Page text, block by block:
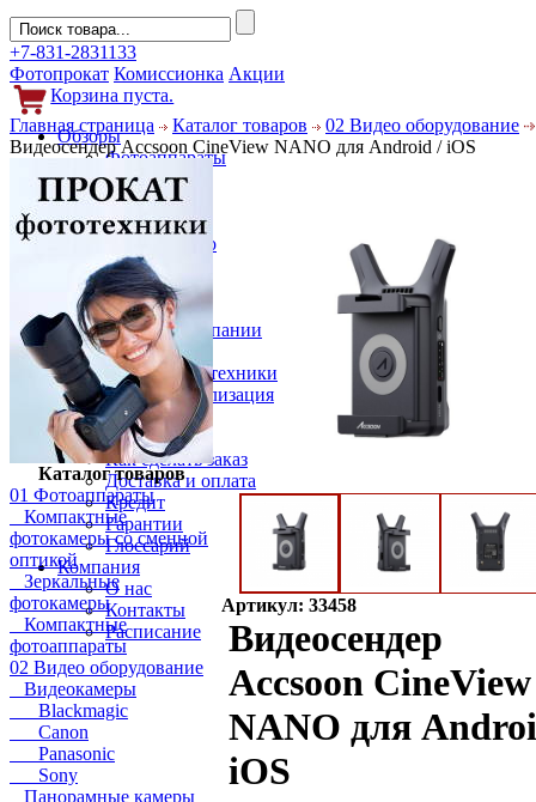
+7-831-2831133
Фотопрокат Комиссионка Акции
Корзина пуста.
Обзоры
Фотоаппараты
Объективы
Фильтры
Новости
Фото и видео
Гаджеты
Аксессуары
Слухи
Новости компании
Услуги
Прокат фототехники
Выкуп и реализация
Покупателям
Акции
Как сделать заказ
Доставка и оплата
Кредит
Гарантии
Глоссарий
Компания
О нас
Контакты
Расписание
Главная страница Каталог товаров
02 Видео оборудование
Видеосендер Accsoon CineView NANO для Android / iOS
Каталог товаров
01 Фотоаппараты
Компактные
фотокамеры со сменной
оптикой
Зеркальные
фотокамеры
Компактные
фотоаппараты
02 Видео оборудование
Видеокамеры
Blackmagic
Canon
Panasonic
Sony
Панорамные камеры
Артикул: 33458
Видеосендер
Accsoon CineView
NANO для
iOS